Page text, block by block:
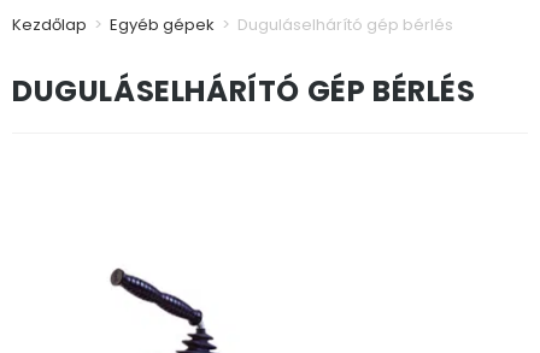
Kezdőlap > Egyéb gépek > Duguláselhárító gép bérlés
DUGULÁSELHÁRÍTÓ GÉP BÉRLÉS